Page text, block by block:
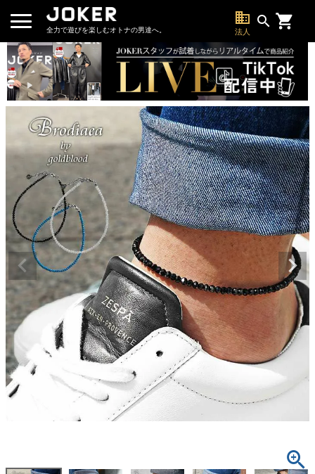
全力で遊びを楽しむオトナの男達へ。
business
法人
search